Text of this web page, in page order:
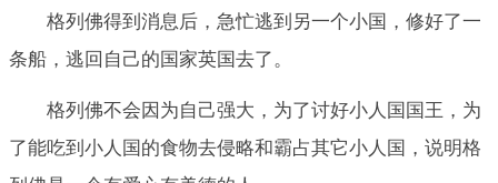
格列佛得到消息后，急忙逃到另一个小国，修好了一
条船，逃回自己的国家英国去了。
格列佛不会因为自己强大，为了讨好小人国国王，为
了能吃到小人国的食物去侵略和霸占其它小人国，说明格